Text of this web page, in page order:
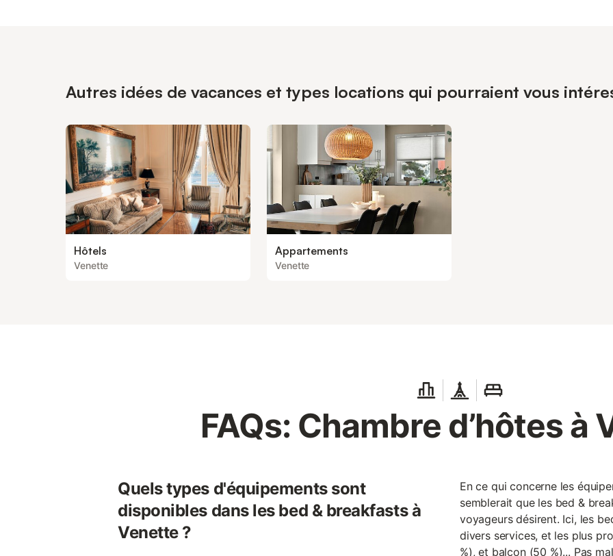
Autres idées de vacances et types locations qui pourraient vous
Hôtels
Venette
Appartements
Venette
FAQs: Chambre d’hôtes à
Quels types d'équipements sont
disponibles dans les bed & breakfasts à
Venette ?
En ce qui concerne les
semblerait que les bed &
voyageurs désirent. Ici, les
divers services, et les plus
%), et balcon (50 %)... Pas